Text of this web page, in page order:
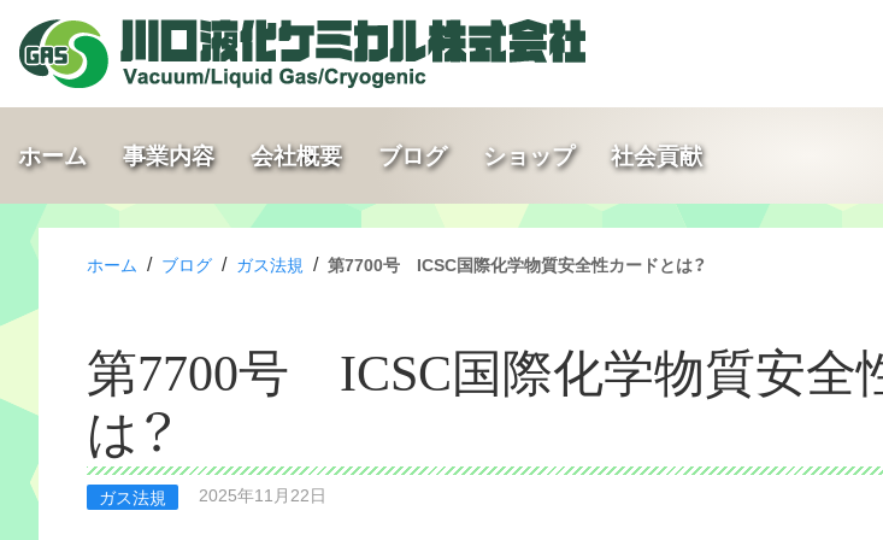
ホーム 事業内容 会社概要 ブログ ショップ 社会貢献
ホーム / ブログ / ガス法規 / 第7700号 ICSC国際化学物質安全性カードとは？
第7700号 ICSC国際化学物質安全
は？
ガス法規 2025年11月22日